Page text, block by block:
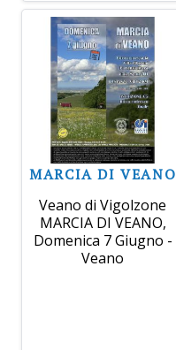
MARCIA DI VEANO
Veano di Vigolzone
MARCIA DI VEANO,
Domenica 7 Giugno -
Veano